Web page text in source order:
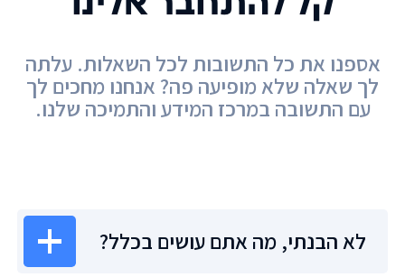
לא הבנתי, מה אתם עושים בכלל?
אספנו את כל התשובות לכל השאלות. עלתה
לך שאלה שלא מופיעה פה? אנחנו מחכים לך
עם התשובה במרכז המידע והתמיכה שלנו.